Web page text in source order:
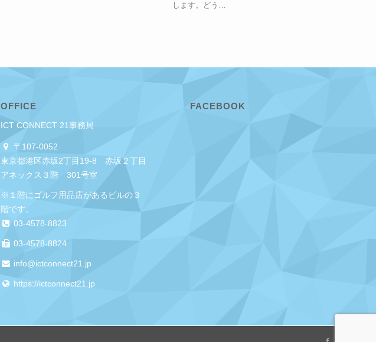
します。どう…
OFFICE
ICT CONNECT 21事務局
〒107-0052
東京都港区赤坂2丁目19-8 赤坂２丁目
アネックス３階 301号室
※１階にゴルフ用品店があるビルの３
階です。
03-4578-8823
03-4578-8824
info@ictconnect21.jp
https://ictconnect21.jp
FACEBOOK